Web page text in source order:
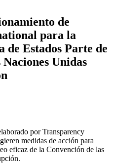
de
para la
de Estados Parte de
Unidas
por Transparency
medidas de acción para
eficaz de la Convención de las